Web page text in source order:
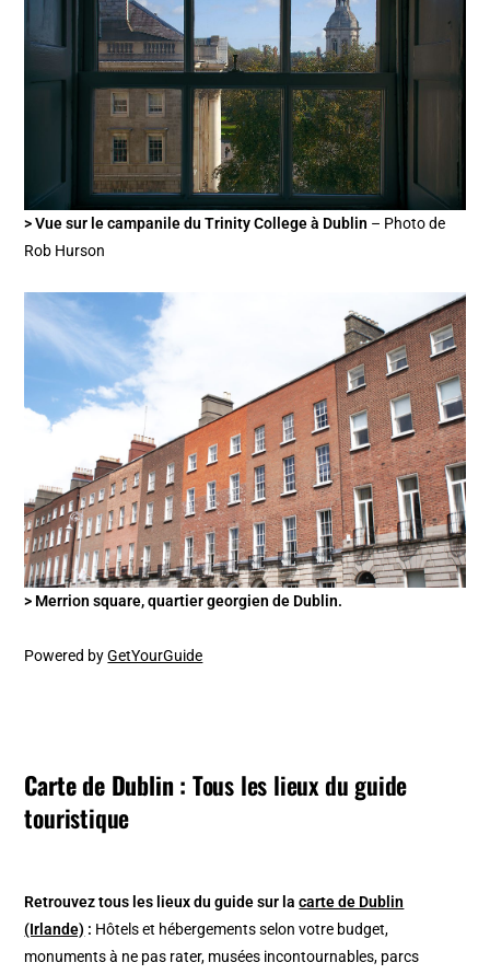
> Vue sur le campanile du Trinity College à Dublin – Photo de
Rob Hurson
> Merrion square, quartier georgien de Dublin.
Powered byGetYourGuide
Carte de Dublin : Tous les lieux du guide
touristique
Retrouvez tous les lieux du guide sur lacarte de Dublin
(Irlande) : Hôtels et hébergements selon votre budget,
monuments à ne pas rater, musées incontournables, parcs